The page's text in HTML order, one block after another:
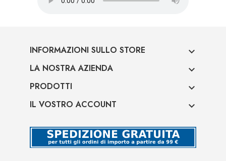
INFORMAZIONI SULLO STORE 
LA NOSTRA AZIENDA 
PRODOTTI 
IL VOSTRO ACCOUNT 